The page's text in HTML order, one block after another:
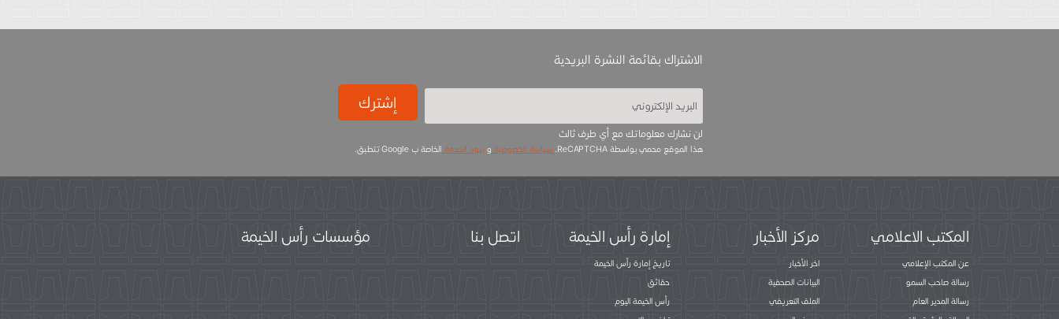
الاشتراك بقائمة النشرة البريدية
لن نشارك معلوماتك مع أي طرف ثالث
إشترك
هذا الموقع محمي بواسطة ReCAPTCHA. سياسة الخصوصية وبنود الخدمة الخاصة ب Google تتطبق.
المكتب الاعلامي
عن المكتب الإعلامي
رسالة صاحب السمو
رسالة المدير العام
مركز الأخبار
اخر الأخبار
البيانات الصحفية
الملف التعريفي
إمارة رأس الخيمة
تاريخ إمارة رأس الخيمة
حقائق
رأس الخيمة اليوم
اتصل بنا مؤسسات رأس الخيمة